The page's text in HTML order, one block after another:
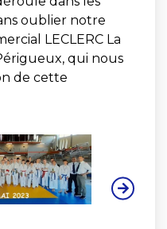
oublier notre
LECLERC La
qui nous
de cette